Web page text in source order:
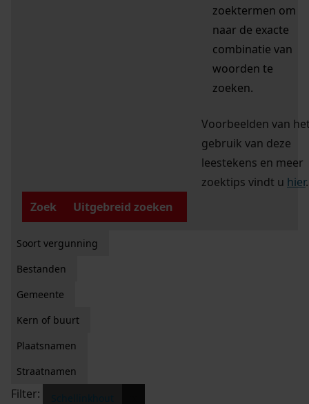
zoektermen om
naar de exacte
combinatie van
woorden te
zoeken.
Voorbeelden van
gebruik van deze
leestekens en meer
zoektips vindt u hier.
Zoek
Uitgebreid zoeken
Soort vergunning
Bestanden
Gemeente
Kern of buurt
Plaatsnamen
Straatnamen
Filter: